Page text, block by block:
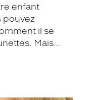
enfant
pouvez
il se
Mais
ni très